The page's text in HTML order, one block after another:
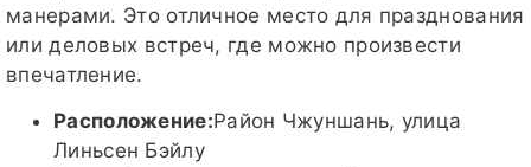
манерами. Это отличное место для празднования
или деловых встреч, где можно произвести
впечатление.
Расположение:Район Чжуншань, улица
Линьсен Бэйлу